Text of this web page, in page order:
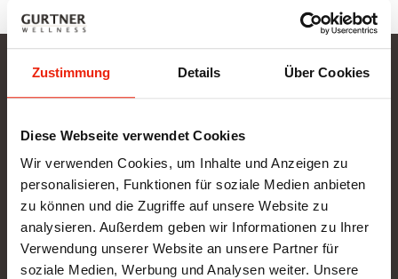
Zustimmung Details Über Cookies
Diese Webseite verwendet Cookies
Wir verwenden Cookies, um Inhalte und Anzeigen zu
personalisieren, Funktionen für soziale Medien anbieten
zu können und die Zugriffe auf unsere Website zu
analysieren. Außerdem geben wir Informationen zu Ihrer
Verwendung unserer Website an unsere Partner für
soziale Medien, Werbung und Analysen weiter. Unsere
Gurtner Wellness GmbH
Geduld
BÜRO (kein Kundenverkehr):
Gunzing 57
4923 Lohnsburg
Tel.: +43/676/4403679
office@gurtner-infrarot.at